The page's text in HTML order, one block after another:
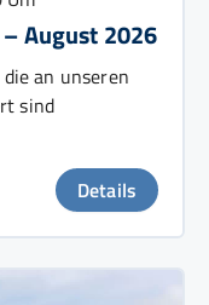
August 2026
an unseren
sind
Details